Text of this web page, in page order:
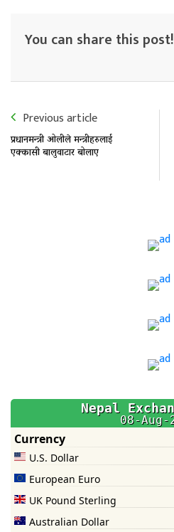
You can share this post!
Previous article
प्रधानमन्त्री ओलीले मन्त्रीहरुलाई
एक्कासी बालुवाटार बोलाए